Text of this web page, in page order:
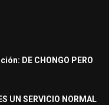
DE CHONGO PERO
UN SERVICIO NORMAL